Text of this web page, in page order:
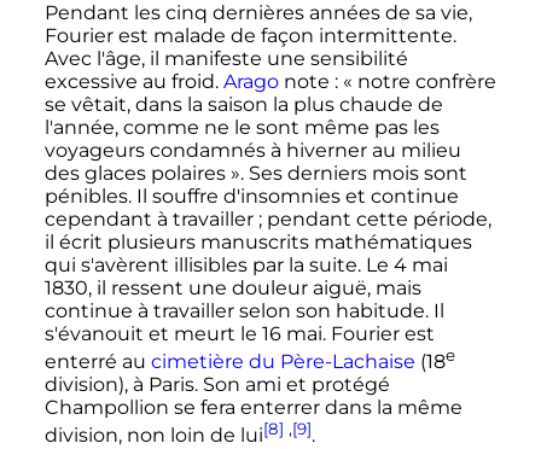
Pendant les cinq dernières années de sa vie,
Fourier est malade de façon intermittente.
Avec l'âge, il manifeste une sensibilité
excessive au froid. Aragonote : « notre confrère
se vêtait, dans la saison la plus chaude de
l'année, comme ne le sont même pas les
voyageurs condamnés à hiverner au milieu
des glaces polaires ». Ses derniers mois sont
pénibles. Il souffre d'insomnies et continue
cependant à travailler ; pendant cette période,
il écrit plusieurs manuscrits mathématiques
qui s'avèrent illisibles par la suite. Le 4 mai
1830, il ressent une douleur aiguë, mais
continue à travailler selon son habitude. Il
s'évanouit et meurt le 16 mai. Fourier est
enterré au cimetière du Père-Lachaise (18e
division), à Paris. Son ami et protégé
Champollion se fera enterrer dans la même
division, non loin de lui[8] ,[9].